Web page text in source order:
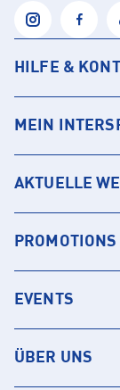
HILFE &
MEIN
AKTUELLE
EVENTS
ÜBER UNS